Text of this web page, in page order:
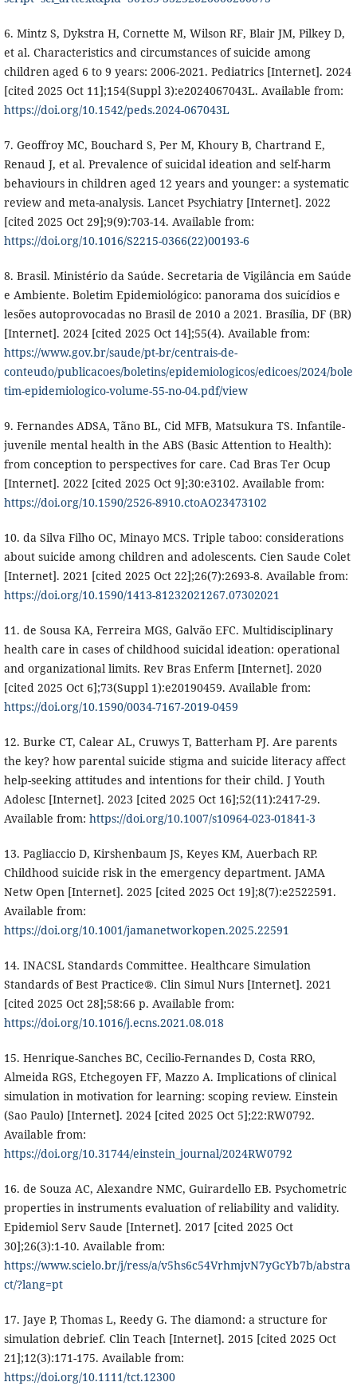
6. Mintz S, Dykstra H, Cornette M, Wilson RF, Blair JM, Pilkey D,
et al. Characteristics and circumstances of suicide among
children aged 6 to 9 years: 2006-2021. Pediatrics [Internet]. 2024
[cited 2025 Oct 11];154(Suppl 3):e2024067043L. Available from:
https://doi.org/10.1542/peds.2024-067043L
7. Geoffroy MC, Bouchard S, Per M, Khoury B, Chartrand E,
Renaud J, et al. Prevalence of suicidal ideation and self-harm
behaviours in children aged 12 years and younger: a systematic
review and meta-analysis. Lancet Psychiatry [Internet]. 2022
[cited 2025 Oct 29];9(9):703-14. Available from:
https://doi.org/10.1016/S2215-0366(22)00193-6
8. Brasil. Ministério da Saúde. Secretaria de Vigilância em Saúde
e Ambiente. Boletim Epidemiológico: panorama dos suicídios e
lesões autoprovocadas no Brasil de 2010 a 2021. Brasília, DF (BR)
[Internet]. 2024 [cited 2025 Oct 14];55(4). Available from:
https://www.gov.br/saude/pt-br/centrais-de-
conteudo/publicacoes/boletins/epidemiologicos/edicoes/2024/bole
tim-epidemiologico-volume-55-no-04.pdf/view
9. Fernandes ADSA, Tãno BL, Cid MFB, Matsukura TS. Infantile-
juvenile mental health in the ABS (Basic Attention to Health):
from conception to perspectives for care. Cad Bras Ter Ocup
[Internet]. 2022 [cited 2025 Oct 9];30:e3102. Available from:
https://doi.org/10.1590/2526-8910.ctoAO23473102
10. da Silva Filho OC, Minayo MCS. Triple taboo: considerations
about suicide among children and adolescents. Cien Saude Colet
[Internet]. 2021 [cited 2025 Oct 22];26(7):2693-8. Available from:
https://doi.org/10.1590/1413-81232021267.07302021
11. de Sousa KA, Ferreira MGS, Galvão EFC. Multidisciplinary
health care in cases of childhood suicidal ideation: operational
and organizational limits. Rev Bras Enferm [Internet]. 2020
[cited 2025 Oct 6];73(Suppl 1):e20190459. Available from:
https://doi.org/10.1590/0034-7167-2019-0459
12. Burke CT, Calear AL, Cruwys T, Batterham PJ. Are parents
the key? how parental suicide stigma and suicide literacy affect
help-seeking attitudes and intentions for their child. J Youth
Adolesc [Internet]. 2023 [cited 2025 Oct 16];52(11):2417-29.
Available from: https://doi.org/10.1007/s10964-023-01841-3
13. Pagliaccio D, Kirshenbaum JS, Keyes KM, Auerbach RP.
Childhood suicide risk in the emergency department. JAMA
Netw Open [Internet]. 2025 [cited 2025 Oct 19];8(7):e2522591.
Available from:
https://doi.org/10.1001/jamanetworkopen.2025.22591
14. INACSL Standards Committee. Healthcare Simulation
Standards of Best Practice®. Clin Simul Nurs [Internet]. 2021
[cited 2025 Oct 28];58:66 p. Available from:
https://doi.org/10.1016/j.ecns.2021.08.018
15. Henrique-Sanches BC, Cecilio-Fernandes D, Costa RRO,
Almeida RGS, Etchegoyen FF, Mazzo A. Implications of clinical
simulation in motivation for learning: scoping review. Einstein
(Sao Paulo) [Internet]. 2024 [cited 2025 Oct 5];22:RW0792.
Available from:
https://doi.org/10.31744/einstein_journal/2024RW0792
16. de Souza AC, Alexandre NMC, Guirardello EB. Psychometric
properties in instruments evaluation of reliability and validity.
Epidemiol Serv Saude [Internet]. 2017 [cited 2025 Oct
30];26(3):1-10. Available from:
https://www.scielo.br/j/ress/a/v5hs6c54VrhmjvN7yGcYb7b/abstra
ct/?lang=pt
17. Jaye P, Thomas L, Reedy G. The diamond: a structure for
simulation debrief. Clin Teach [Internet]. 2015 [cited 2025 Oct
21];12(3):171-175. Available from:
https://doi.org/10.1111/tct.12300